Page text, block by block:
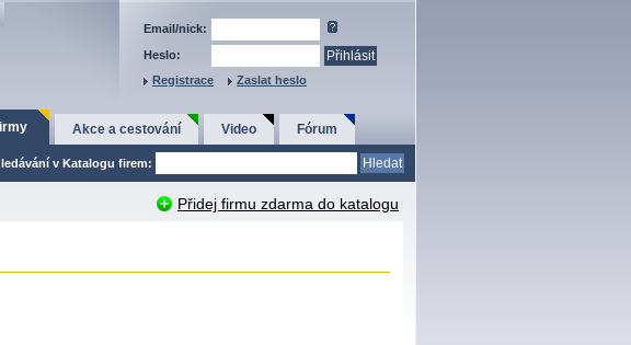
Email/nick:
Heslo:
Registrace
Zaslat heslo
Akce a cestování Video Fórum
v Katalogu firem:
Přidej firmu zdarma do katalogu